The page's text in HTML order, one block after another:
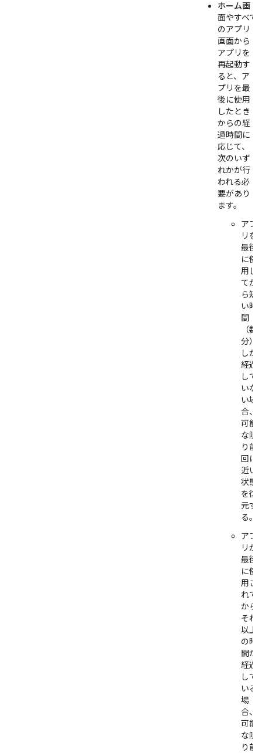
ホーム画
面やすべて
のアプリ
画面から
アプリを
再起動す
ると、ア
プリを最
後に使用
したとき
からの経
過時間に
応じて、
次のいず
れかが行
われる必
要があり
ます。
アプ
リを
最後
に使
用し
てか
ら短
い時
間
（数
分）
しか
経過
して
いな
い場
合、
可能
な限
り前
回に
近い
状態
を復
元す
る。
アプ
リが
最後
に使
用さ
れて
から
それ
以上
の時
間が
経過
して
いる
場
合、
可能
な限
り前